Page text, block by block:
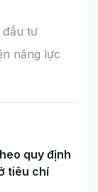
đầu tư
năng lực
quy định
tiêu chí